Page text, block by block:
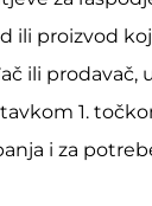
ili proizvod
ili prodavač,
1.
i za